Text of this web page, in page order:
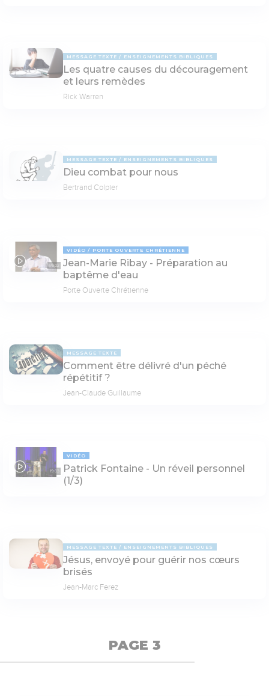
MESSAGE TEXTE ENSEIGNEMENTS BIBLIQUES
Les quatre causes du découragement
et leurs remèdes
Rick Warren
MESSAGE TEXTE ENSEIGNEMENTS BIBLIQUES
Dieu combat pour nous
Bertrand Colpier
69:02
VIDÉO PORTE OUVERTE CHRÉTIENNE
Jean-Marie Ribay - Préparation au
baptême d'eau
Porte Ouverte Chrétienne
MESSAGE TEXTE
Comment être délivré d'un péché
répétitif ?
Jean-Claude Guillaume
19:03
VIDÉO
Patrick Fontaine - Un réveil personnel
(1/3)
MESSAGE TEXTE ENSEIGNEMENTS BIBLIQUES
Jésus, envoyé pour guérir nos cœurs
brisés
Jean-Marc Ferez
PAGE 3